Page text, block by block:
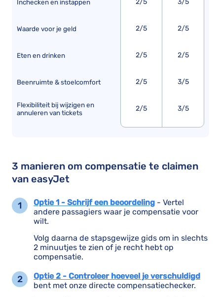
Inchecken en instappen
Waarde voor je geld
Eten en drinken
Beenruimte & stoelcomfort
Flexibiliteit bij wijzigen en
annuleren van tickets
2/5
2/5
2/5
2/5
2/5
3/5
2/5
2/5
3/5
3/5
3 manieren om compensatie te claimen
van easyJet
Optie 1 - Schrijf een beoordeling - Vertel
andere passagiers waar je compensatie voor
wilt.
Volg daarna de stapsgewijze gids om in slechts
2 minuutjes te zien of je recht hebt op
compensatie.
Optie 2 - Controleer hoeveel je verschuldigd
bent met onze directe compensatiechecker.